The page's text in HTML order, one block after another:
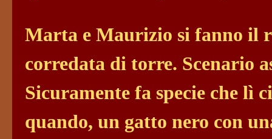
Marta e Maurizio si fanno il
corredata di torre. Scenario
Sicuramente fa specie che lì
quando, un gatto nero con